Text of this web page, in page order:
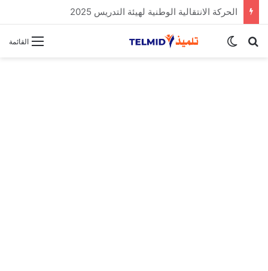
الحركة الانتقالية الوطنية لهيئة التدريس 2025
القائمة بحث عنالوضع المظلم